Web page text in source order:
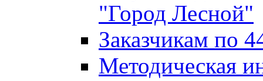
"Город Лесной"
Заказчикам по
Методическая